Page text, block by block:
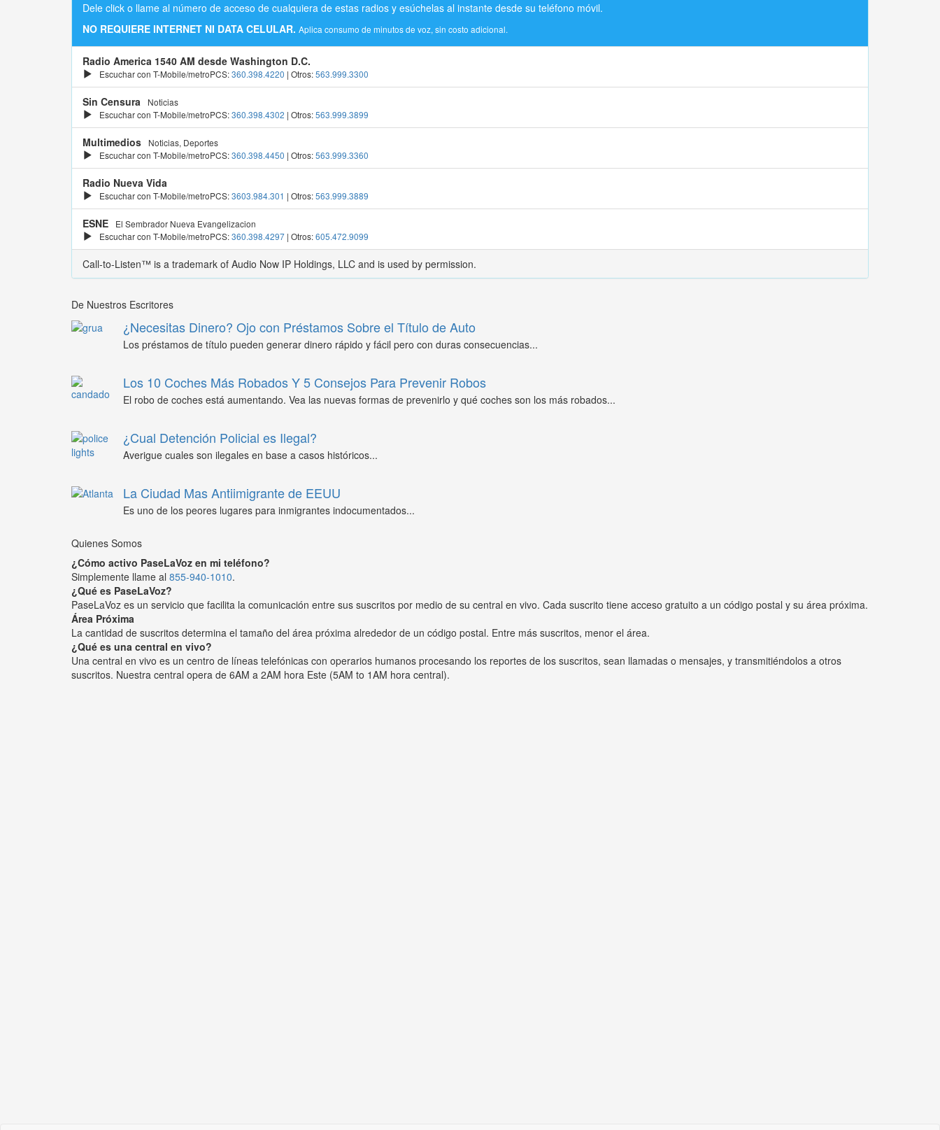
Dele click o llame al número de acceso de cualquiera de estas radios y esúchelas al instante desde su teléfono móvil.
NO REQUIERE INTERNET NI DATA CELULAR. Aplica consumo de minutos de voz, sin costo adicional.
Radio America 1540 AM desde Washington D.C.
Escuchar con T-Mobile/metroPCS:360.398.4220 | Otros:563.999.3300
Sin Censura
Noticias
Escuchar con T-Mobile/metroPCS:360.398.4302 | Otros:563.999.3899
Multimedios
Noticias, Deportes
Escuchar con T-Mobile/metroPCS:360.398.4450 | Otros:563.999.3360
Radio Nueva Vida
Escuchar con T-Mobile/metroPCS:3603.984.301 | Otros:563.999.3889
ESNE
El Sembrador Nueva Evangelizacion
Escuchar con T-Mobile/metroPCS:360.398.4297 | Otros:605.472.9099
Call-to-Listen™ is a trademark of Audio Now IP Holdings, LLC and is used by permission.
De Nuestros Escritores
¿Necesitas Dinero? Ojo con Préstamos Sobre el Título de Auto
Los préstamos de título pueden generar dinero rápido y fácil pero con duras consecuencias...
Los 10 Coches Más Robados Y 5 Consejos Para Prevenir Robos
El robo de coches está aumentando. Vea las nuevas formas de prevenirlo y qué coches son los más robados...
¿Cual Detención Policial es Ilegal?
Averigue cuales son ilegales en base a casos históricos...
La Ciudad Mas Antiimigrante de EEUU
Es uno de los peores lugares para inmigrantes indocumentados...
Quienes Somos
¿Cómo activo PaseLaVoz en mi teléfono?
Simplemente llame al 855-940-1010.
¿Qué es PaseLaVoz?
PaseLaVoz es un servicio que facilita la comunicación entre sus suscritos por medio de su central en vivo. Cada suscrito tiene acceso gratuito a un código postal y su área próxima.
Área Próxima
La cantidad de suscritos determina el tamaño del área próxima alrededor de un código postal. Entre más suscritos, menor el área.
¿Qué es una central en vivo?
Una central en vivo es un centro de líneas telefónicas con operarios humanos procesando los reportes de los suscritos, sean llamadas o mensajes, y transmitiéndolos a otros
suscritos. Nuestra central opera de 6AM a 2AM hora Este (5AM to 1AM hora central).